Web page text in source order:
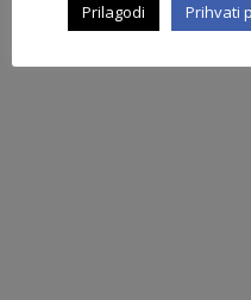
Prilagodi Prihvati